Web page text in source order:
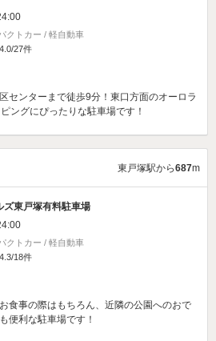
クトカー / 軽自動車
4.0/27件
センターまで徒歩9分！東口方面のオーロラ
ングにぴったりな駐車場です！
東戸塚駅から687m
ズ東戸塚有料駐車場
クトカー / 軽自動車
4.3/18件
食事の際はもちろん、近隣の公園へのおで
便利な駐車場です！